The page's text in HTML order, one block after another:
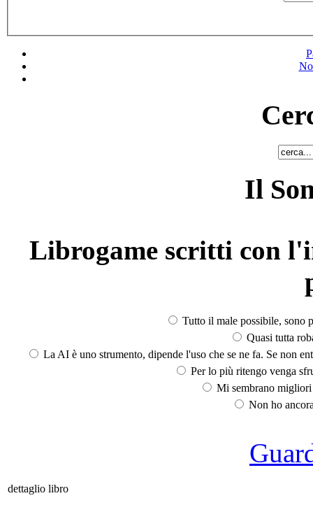
Il
Librogame scritti con
Tutto il male possibile, sono
Quasi tutta
La AI è uno strumento, dipende l'uso che se ne fa. Se non
Per lo più ritengo venga
Mi sembrano
Non ho
dettaglio libro